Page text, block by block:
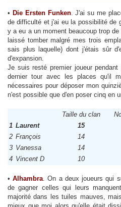
• Die Ersten Funken. J'ai su me
de difficulté et j'ai eu la possibilité de
y a eu a un moment beaucoup trop
laissé tomber malgré mes trois
sais plus laquelle) dont j'étais sûr
d'expansion.
Je suis resté premier joueur
dernier tour avec les places qu'il
nécessaires pour déposer mon
n'est possible que d'en poser cinq en
Taille du clan
1 Laurent 15
2 François 14
3 Vanessa 14
4 Vincent D 10
•Alhambra. On a deux joueurs qui
de gagner celles qui leurs
majorité dans les tuiles mauves,